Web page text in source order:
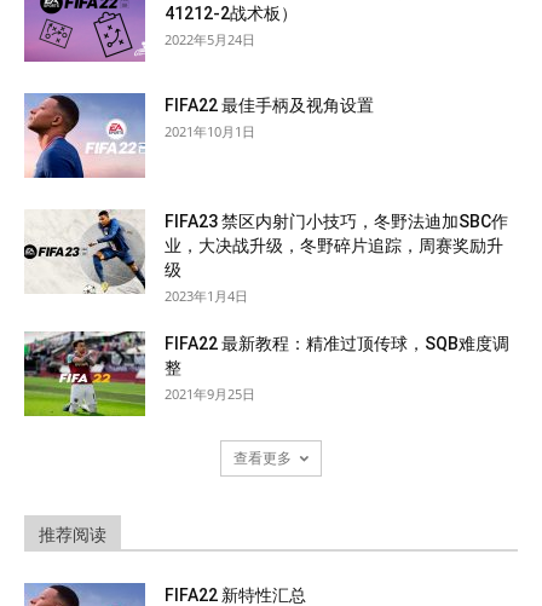
41212-2战术板）
2022年5月24日
FIFA22 最佳手柄及视角设置
2021年10月1日
FIFA23 禁区内射门小技巧，冬野法迪加SBC作
业，大决战升级，冬野碎片追踪，周赛奖励升
级
2023年1月4日
FIFA22 最新教程：精准过顶传球，SQB难度调
整
2021年9月25日
查看更多
推荐阅读
FIFA22 新特性汇总